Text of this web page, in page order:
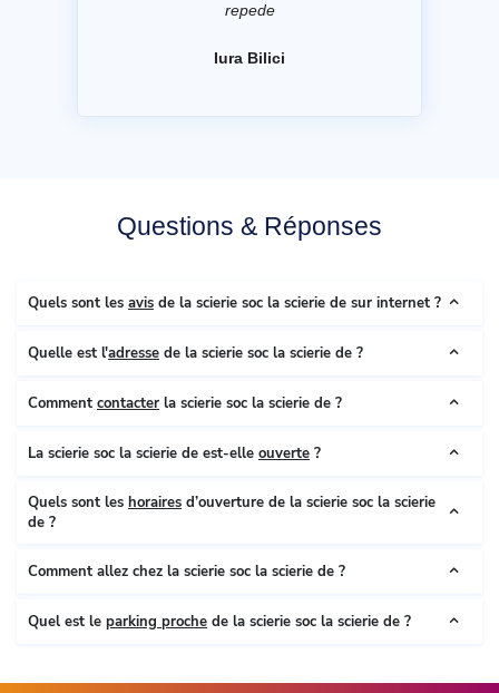
repede
Iura Bilici
Questions & Réponses
Quels sont les avis de la scierie soc la scierie de sur internet ?
Quelle est l'adresse de la scierie soc la scierie de ?
Comment contacter la scierie soc la scierie de ?
La scierie soc la scierie de est-elle ouverte ?
Quels sont les horaires d’ouverture de la scierie soc la scierie
de ?
Comment allez chez la scierie soc la scierie de ?
Quel est le parking proche de la scierie soc la scierie de ?